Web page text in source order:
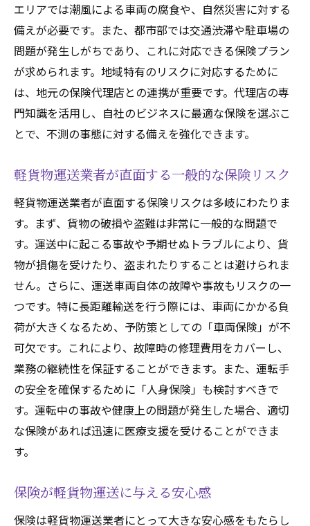
保険の見直しタイミングとその重要性
千葉県での保険選びに役立つ情報源
軽貨物運送を安全に千葉県での最適な保険プラ
ンとは
最適な保険プランの特徴
軽貨物運送に特化した保険の利点
保険プラン比較のポイント
適切な保険プランを選ぶための質問リスト
軽貨物運送における保険の最新トレンド
保険金請求をスムーズに千葉県の軽貨物保険選
びガイド
スムーズな保険金請求のための事前準備
千葉県での保険金請求手続きの流れ
請求時に重要な書類と証拠の確認
よくある請求トラブルとその解決策
保険金請求を迅速に進めるためのヒント
専門家から見た効果的な保険金請求方法
千葉県の軽貨物運送保険で失敗しないために知
保険契約で避けたい落とし穴
千葉県での保険選びにおける成功事例
エリアでは潮風による車両の腐食や、自然災害に対する
備えが必要です。また、都市部では交通渋滞や駐車場の
問題が発生しがちであり、これに対応できる保険プラン
が求められます。地域特有のリスクに対応するために
は、地元の保険代理店との連携が重要です。代理店の専
門知識を活用し、自社のビジネスに最適な保険を選ぶこ
とで、不測の事態に対する備えを強化できます。
軽貨物運送業者が直面する一般的な保険リスク
軽貨物運送業者が直面する保険リスクは多岐にわたりま
す。まず、貨物の破損や盗難は非常に一般的な問題で
す。運送中に起こる事故や予期せぬトラブルにより、貨
物が損傷を受けたり、盗まれたりすることは避けられま
せん。さらに、運送車両自体の故障や事故もリスクの一
つです。特に長距離輸送を行う際には、車両にかかる負
荷が大きくなるため、予防策としての「車両保険」が不
可欠です。これにより、故障時の修理費用をカバーし、
業務の継続性を保証することができます。また、運転手
の安全を確保するために「人身保険」も検討すべきで
す。運転中の事故や健康上の問題が発生した場合、適切
な保険があれば迅速に医療支援を受けることができま
す。
保険が軽貨物運送に与える安心感
保険は軽貨物運送業者にとって大きな安心感をもたらし